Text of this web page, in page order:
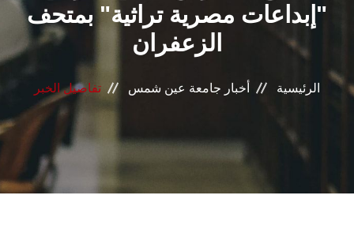
البحث العلمي
المراكز والوحدات
الأنظمة الذكية
"إبداعات مصرية تراثية" بمتحف
الزعفران
الرئيسية أخبار جامعة عين شمس تفاصيل الخبر